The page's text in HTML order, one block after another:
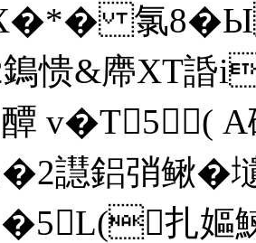
氯
愦&廗XT諙
v�T5 ┄( A
譿鋁弰鳅�
扎